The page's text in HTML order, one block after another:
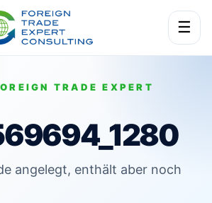
☰
TRADE EXPERT
angelegt, enthält aber noch